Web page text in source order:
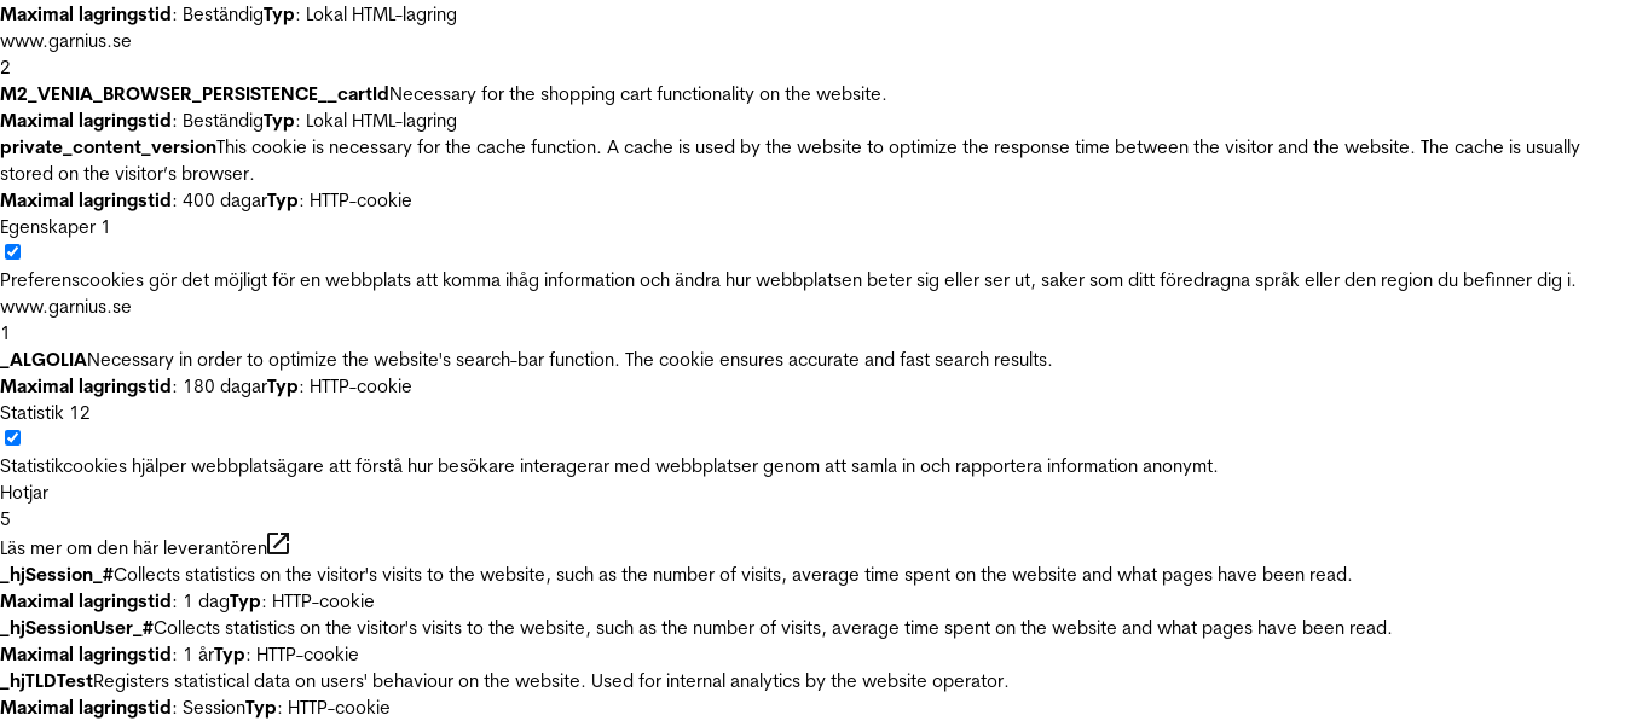
Maximal lagringstid: BeständigTyp: Lokal HTML-lagring
www.garnius.se
2
M2_VENIA_BROWSER_PERSISTENCE__cartIdNecessary for the shopping cart functionality on the website.
Maximal lagringstid: BeständigTyp: Lokal HTML-lagring
private_content_versionThis cookie is necessary for the cache function. A cache is used by the website to optimize the response time between the visitor and the website. The cache is usually
stored on the visitor’s browser.
Maximal lagringstid: 400 dagarTyp: HTTP-cookie
Egenskaper 1
Preferenscookies gör det möjligt för en webbplats att komma ihåg information och ändra hur webbplatsen beter sig eller ser ut, saker som ditt föredragna språk eller den region du befinner dig i.
www.garnius.se
1
_ALGOLIANecessary in order to optimize the website's search-bar function. The cookie ensures accurate and fast search results.
Maximal lagringstid: 180 dagarTyp: HTTP-cookie
Statistik 12
Statistikcookies hjälper webbplatsägare att förstå hur besökare interagerar med webbplatser genom att samla in och rapportera information anonymt.
Hotjar
5
Läs mer om den här leverantören
_hjSession_#Collects statistics on the visitor's visits to the website, such as the number of visits, average time spent on the website and what pages have been read.
Maximal lagringstid: 1 dagTyp: HTTP-cookie
_hjSessionUser_#Collects statistics on the visitor's visits to the website, such as the number of visits, average time spent on the website and what pages have been read.
Maximal lagringstid: 1 årTyp: HTTP-cookie
_hjTLDTestRegisters statistical data on users' behaviour on the website. Used for internal analytics by the website operator.
Maximal lagringstid: SessionTyp: HTTP-cookie